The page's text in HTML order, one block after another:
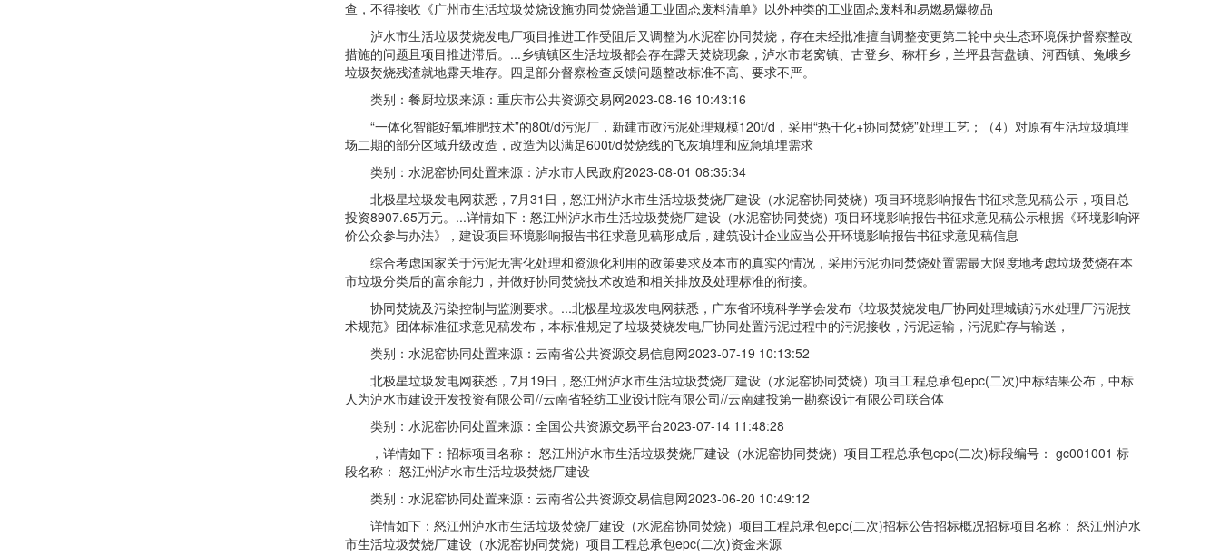
查，不得接收《广州市生活垃圾焚烧设施协同焚烧普通工业固态废料清单》以外种类的工业固态废料和易燃易爆物品
泸水市生活垃圾焚烧发电厂项目推进工作受阻后又调整为水泥窑协同焚烧，存在未经批准擅自调整变更第二轮中央生态环境保护督察整改
措施的问题且项目推进滞后。...乡镇镇区生活垃圾都会存在露天焚烧现象，泸水市老窝镇、古登乡、称杆乡，兰坪县营盘镇、河西镇、兔峨乡
垃圾焚烧残渣就地露天堆存。四是部分督察检查反馈问题整改标准不高、要求不严。
类别：餐厨垃圾来源：重庆市公共资源交易网2023-08-16 10:43:16
“一体化智能好氧堆肥技术”的80t/d污泥厂，新建市政污泥处理规模120t/d，采用“热干化+协同焚烧”处理工艺；（4）对原有生活垃圾填埋
场二期的部分区域升级改造，改造为以满足600t/d焚烧线的飞灰填埋和应急填埋需求
类别：水泥窑协同处置来源：泸水市人民政府2023-08-01 08:35:34
北极星垃圾发电网获悉，7月31日，怒江州泸水市生活垃圾焚烧厂建设（水泥窑协同焚烧）项目环境影响报告书征求意见稿公示，项目总
投资8907.65万元。...详情如下：怒江州泸水市生活垃圾焚烧厂建设（水泥窑协同焚烧）项目环境影响报告书征求意见稿公示根据《环境影响评
价公众参与办法》，建设项目环境影响报告书征求意见稿形成后，建筑设计企业应当公开环境影响报告书征求意见稿信息
综合考虑国家关于污泥无害化处理和资源化利用的政策要求及本市的真实的情况，采用污泥协同焚烧处置需最大限度地考虑垃圾焚烧在本
市垃圾分类后的富余能力，并做好协同焚烧技术改造和相关排放及处理标准的衔接。
协同焚烧及污染控制与监测要求。...北极星垃圾发电网获悉，广东省环境科学学会发布《垃圾焚烧发电厂协同处理城镇污水处理厂污泥技
术规范》团体标准征求意见稿发布，本标准规定了垃圾焚烧发电厂协同处置污泥过程中的污泥接收，污泥运输，污泥贮存与输送，
类别：水泥窑协同处置来源：云南省公共资源交易信息网2023-07-19 10:13:52
北极星垃圾发电网获悉，7月19日，怒江州泸水市生活垃圾焚烧厂建设（水泥窑协同焚烧）项目工程总承包epc(二次)中标结果公布，中标
人为泸水市建设开发投资有限公司//云南省轻纺工业设计院有限公司//云南建投第一勘察设计有限公司联合体
类别：水泥窑协同处置来源：全国公共资源交易平台2023-07-14 11:48:28
，详情如下：招标项目名称： 怒江州泸水市生活垃圾焚烧厂建设（水泥窑协同焚烧）项目工程总承包epc(二次)标段编号： gc001001 标
段名称： 怒江州泸水市生活垃圾焚烧厂建设
类别：水泥窑协同处置来源：云南省公共资源交易信息网2023-06-20 10:49:12
详情如下：怒江州泸水市生活垃圾焚烧厂建设（水泥窑协同焚烧）项目工程总承包epc(二次)招标公告招标概况招标项目名称： 怒江州泸水
市生活垃圾焚烧厂建设（水泥窑协同焚烧）项目工程总承包epc(二次)资金来源